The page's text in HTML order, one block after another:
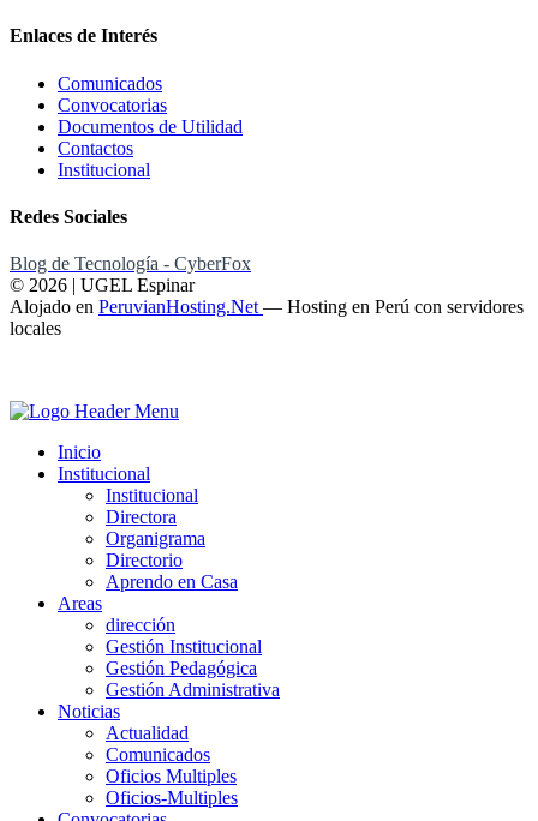
Enlaces de Interés
Comunicados
Convocatorias
Documentos de Utilidad
Contactos
Institucional
Redes Sociales
Blog de Tecnología - CyberFox
© 2026 | UGEL Espinar
Alojado en PeruvianHosting.Net — Hosting en Perú con servidores
locales
Inicio
Institucional
Institucional
Directora
Organigrama
Directorio
Aprendo en Casa
Areas
dirección
Gestión Institucional
Gestión Pedagógica
Gestión Administrativa
Noticias
Actualidad
Comunicados
Oficios Multiples
Oficios-Multiples